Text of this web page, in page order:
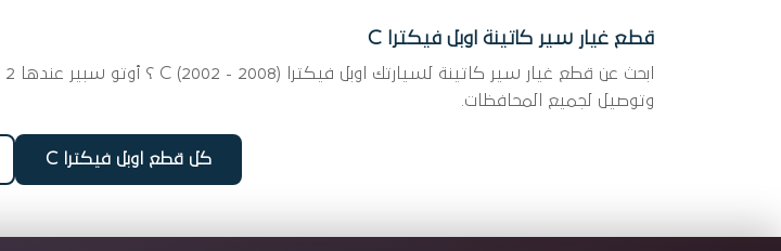
قطع غيار سير كاتينة اوبل فيكترا C
وتوصيل لجميع المحافظات.
كل قطع اوبل فيكترا C